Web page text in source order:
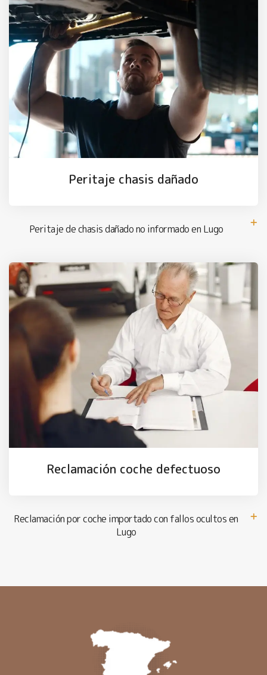
Peritaje chasis dañado
Peritaje de chasis dañado no informado en Lugo
Reclamación coche defectuoso
Reclamación por coche importado con fallos ocultos en
Lugo